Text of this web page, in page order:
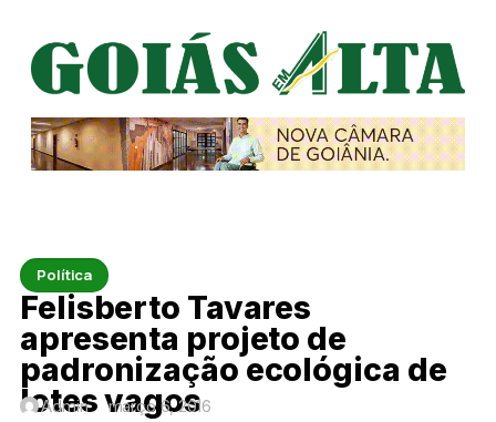
Política
Felisberto Tavares
apresenta projeto de
padronização ecológica de
lotes vagos
Admin março 6, 2016